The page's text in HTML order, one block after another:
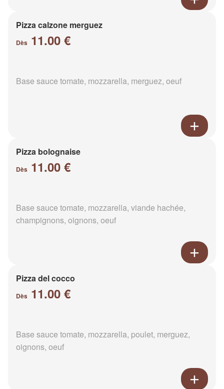
Pizza calzone merguez
Dès 11.00 €
Base sauce tomate, mozzarella, merguez, oeuf
Pizza bolognaise
Dès 11.00 €
Base sauce tomate, mozzarella, viande hachée,
champignons, oignons, oeuf
Pizza del cocco
Dès 11.00 €
Base sauce tomate, mozzarella, poulet, merguez,
oignons, oeuf